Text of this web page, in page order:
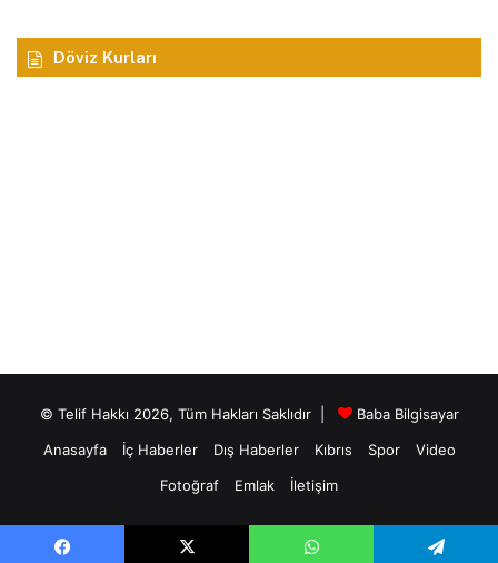
Döviz Kurları
© Telif Hakkı 2026, Tüm Hakları Saklıdır |
Baba Bilgisayar
Anasayfa
İç Haberler Dış Haberler Kıbrıs Spor
Video
Fotoğraf
Emlak İletişim